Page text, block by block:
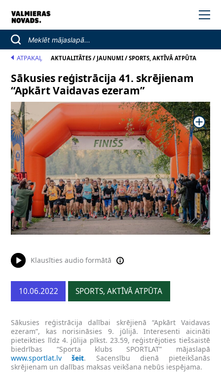
ATPAKAĻ AKTUALITĀTES/ JAUNUMI/ SPORTS, AKTĪVĀ ATPŪTA
Sākusies reģistrācija 41. skrējienam
“Apkārt Vaidavas ezeram”
Klausīties audio formātā
10.06.2022 SPORTS, AKTĪVĀ ATPŪTA
Sākusies reģistrācija dalībai skrējienā “Apkārt Vaidavas
ezeram”, kas norisināsies 9. jūlijā. Interesenti aicināti
pieteikties līdz 4. jūlija plkst. 23.59, reģistrējoties tiešsaistē
biedrības “Sporta klubs SPORTLAT” mājaslapā
www.sportlat.lv
šeit. Sacensību dienā pieteikšanās
skrējienam un dalības maksas veikšana nebūs iespējama.